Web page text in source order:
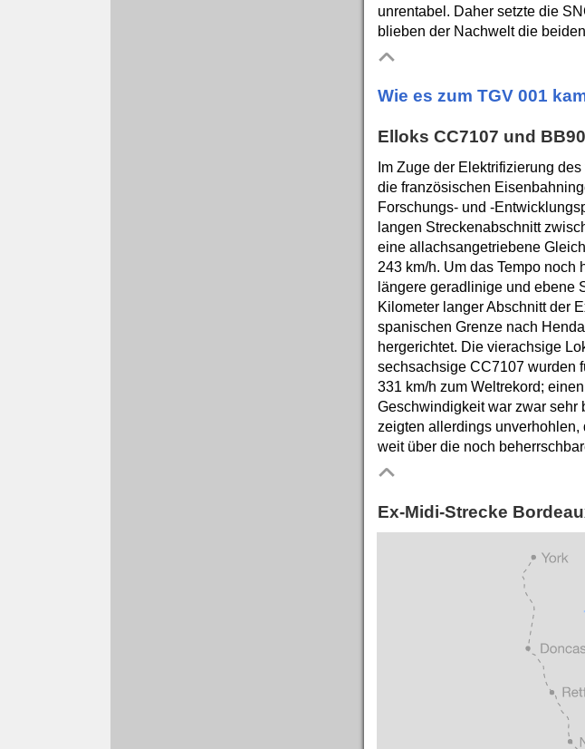
unrentabel. Daher setzte die
blieben der Nachwelt die
Wie es zum TGV 001
Elloks CC7107 und
Im Zuge der Elektrifizierung
die französischen
Forschungs- und -
langen Streckenabschnitt
eine allachsangetriebene
243 km/h. Um das Tempo noch
längere geradlinige und ebene
Kilometer langer Abschnitt der
spanischen Grenze nach
hergerichtet. Die vierachsige
sechsachsige CC7107 wurden
331 km/h zum Weltrekord;
Geschwindigkeit war zwar sehr
zeigten allerdings
weit über die noch
Ex-Midi-Strecke